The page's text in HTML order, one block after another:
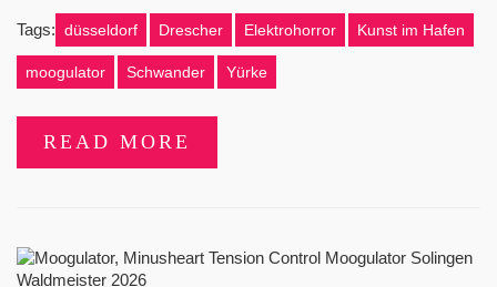
Tags: düsseldorf Drescher Elektrohorror Kunst im Hafen
moogulator Schwander Yürke
READ MORE